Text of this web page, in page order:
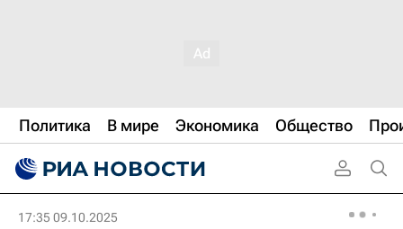
Политика В мире Экономика Общество
17:35 09.10.2025